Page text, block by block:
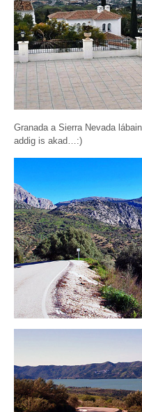
Granada a Sierra Nevada
addig is akad…:)